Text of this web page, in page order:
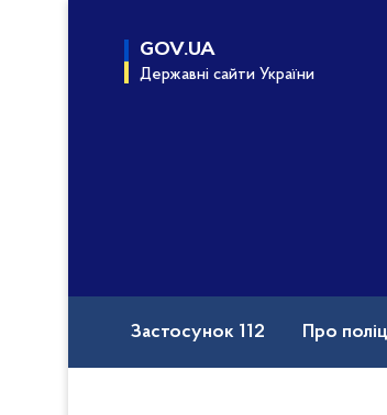
GOV.UA
Державні сайти України
Застосунок 112 Про